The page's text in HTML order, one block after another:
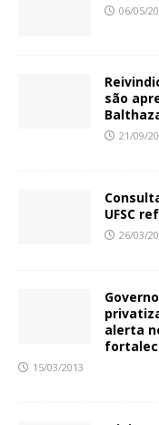
06/05/
são
21/09/
UFSC
26/03/
alerta
15/03/2013